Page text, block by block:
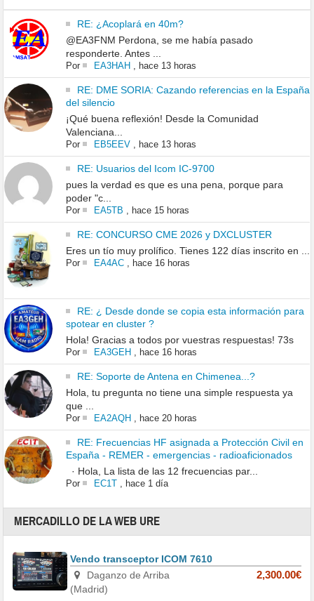
RE: ¿Acoplará en 40m?
@EA3FNM Perdona, se me había pasado
responderte. Antes ...
Por EA3HAH, hace 13 horas
RE: DME SORIA: Cazando referencias en la España
del silencio
¡Qué buena reflexión! Desde la Comunidad
Valenciana...
Por EB5EEV, hace 13 horas
RE: Usuarios del Icom IC-9700
pues la verdad es que es una pena, porque para
poder "c...
Por EA5TB hace 15 horas
RE: CONCURSO CME 2026 y DXCLUSTER
Eres un tío muy prolífico. Tienes 122 días inscrito en ...
Por EA4AC, hace 16 horas
RE: ¿ Desde donde se copia esta información para
spotear en cluster ?
Hola! Gracias a todos por vuestras respuestas! 73s
Por EA3GEH, hace 16 horas
RE: Soporte de Antena en Chimenea...?
Hola, tu pregunta no tiene una simple respuesta ya
que ...
Por EA2AQH, hace 20 horas
RE: Frecuencias HF asignada a Protección Civil en
España - REMER - emergencias - radioaficionados
· Hola, La lista de las 12 frecuencias par...
Por EC1T, hace 1 día
MERCADILLO DE LA WEB URE
Vendo transceptor ICOM 7610
Daganzo de Arriba
(Madrid)
2,300.00€